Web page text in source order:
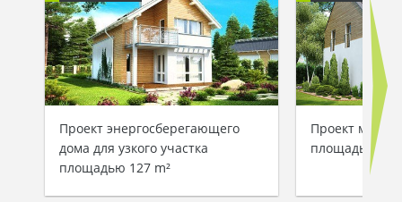
Проект энергосберегающего
дома для узкого участка
площадью 127 m²
Проект
площадью